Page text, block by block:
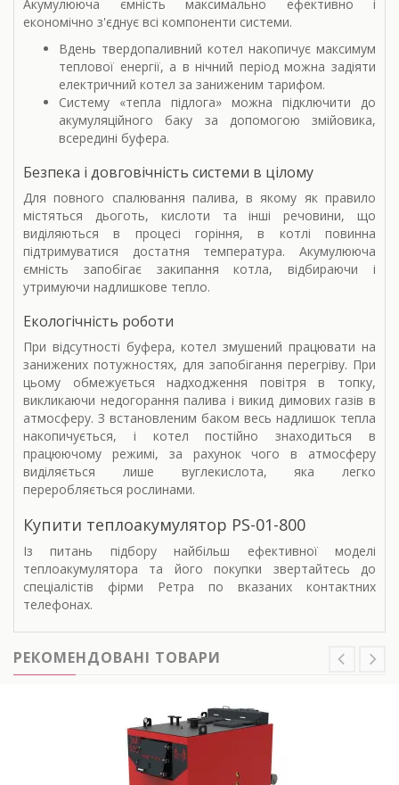
Акумулююча ємність максимально ефективно і
економічно з'єднує всі компоненти системи.
Вдень твердопаливний котел накопичує максимум
теплової енергії, а в нічний період можна задіяти
електричний котел за заниженим тарифом.
Систему «тепла підлога» можна підключити до
акумуляційного баку за допомогою змійовика,
всередині буфера.
Безпека і довговічність системи в цілому
Для повного спалювання палива, в якому як правило
містяться дьоготь, кислоти та інші речовини, що
виділяються в процесі горіння, в котлі повинна
підтримуватися достатня температура. Акумулююча
ємність запобігає закипання котла, відбираючи і
утримуючи надлишкове тепло.
Екологічність роботи
При відсутності буфера, котел змушений працювати на
занижених потужностях, для запобігання перегріву. При
цьому обмежується надходження повітря в топку,
викликаючи недогорання палива і викид димових газів в
атмосферу. З встановленим баком весь надлишок тепла
накопичується, і котел постійно знаходиться в
працюючому режимі, за рахунок чого в атмосферу
виділяється лише вуглекислота, яка легко
переробляється рослинами.
Купити теплоакумулятор PS-01-800
Із питань підбору найбільш ефективної моделі
теплоакумулятора та його покупки звертайтесь до
спеціалістів фірми Ретра по вказаних контактних
телефонах.
РЕКОМЕНДОВАНІ ТОВАРИ